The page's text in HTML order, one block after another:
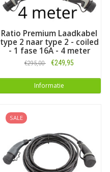
Ratio Premium Laadkabel
type 2 naar type 2 - coiled
- 1 fase 16A - 4 meter
€295,00 €249,95
Informatie
SALE